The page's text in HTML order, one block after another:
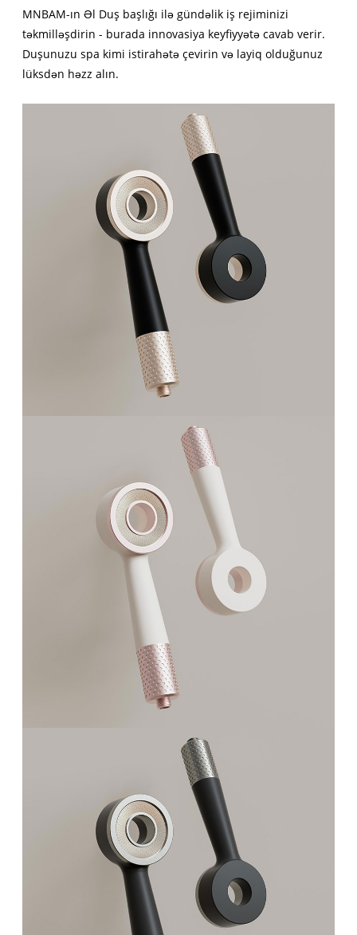
MNBAM-ın Əl Duş başlığı ilə gündəlik iş rejiminizi
təkmilləşdirin - burada innovasiya keyfiyyətə cavab verir.
Duşunuzu spa kimi istirahətə çevirin və layiq olduğunuz
lüksdən həzz alın.